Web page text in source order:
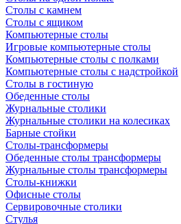
Столы с камнем
Столы с ящиком
Компьютерные столы
Игровые компьютерные столы
Компьютерные столы с полками
Компьютерные столы с надстройкой
Столы в гостиную
Обеденные столы
Журнальные столики
Журнальные столики на колесиках
Барные стойки
Столы-трансформеры
Обеденные столы трансформеры
Журнальные столы трансформеры
Столы-книжки
Офисные столы
Сервировочные столики
Стулья